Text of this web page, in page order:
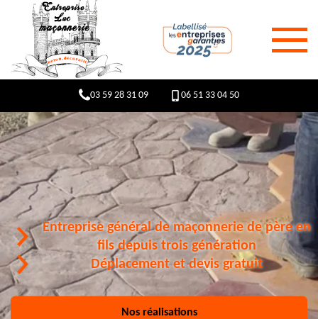
03 59 28 31 09 06 51 33 04 50
Entreprise général de maçonnerie de père en
fils depuis trois génération
Déplacement et devis gratuit
Nos réalisations